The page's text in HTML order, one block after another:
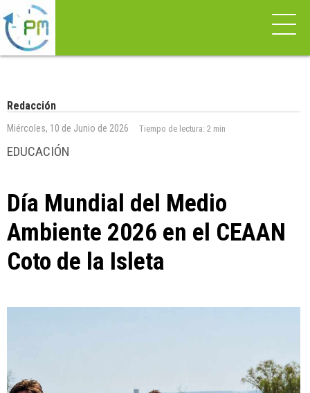
Redacción
Miércoles, 10 de Junio de 2026 Tiempo de lectura: 2 min
EDUCACIÓN
Día Mundial del Medio
Ambiente 2026 en el CEAAN
Coto de la Isleta